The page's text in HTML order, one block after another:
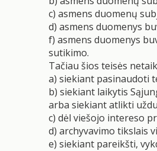
c) asmens duomenų
d) asmens duomenys
f) asmens duomenys
sutikimo.
Tačiau šios teisės
a) siekiant pasinaudoti
b) siekiant laikytis
arba siekiant atlikti
c) dėl viešojo intereso
d) archyvavimo tikslais
e) siekiant pareikšti,